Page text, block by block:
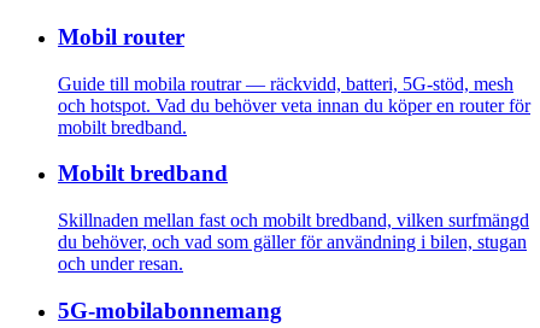
Mobil router
Guide till mobila routrar — räckvidd, batteri, 5G-stöd, mesh
och hotspot. Vad du behöver veta innan du köper en router för
mobilt bredband.
Mobilt bredband
Skillnaden mellan fast och mobilt bredband, vilken surfmängd
du behöver, och vad som gäller för användning i bilen, stugan
och under resan.
5G-mobilabonnemang